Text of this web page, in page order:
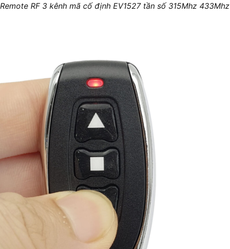
Remote RF 3 kênh mã cố định EV1527 tần số 315Mhz 433Mhz